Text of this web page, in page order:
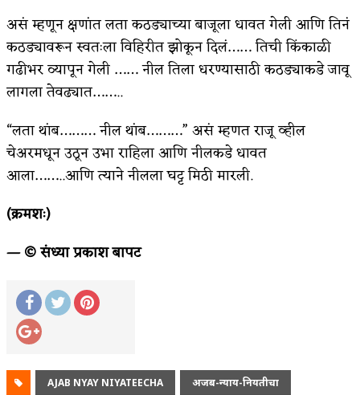
असं म्हणून क्षणांत लता कठड्याच्या बाजूला धावत गेली आणि तिनं
कठड्यावरून स्वतःला विहिरीत झोकून दिलं…… तिची किंकाळी
गढीभर व्यापून गेली …… नील तिला धरण्यासाठी कठड्याकडे जावू
लागला तेवढ्यात……..
“लता थांब……… नील थांब………” असं म्हणत राजू व्हील
चेअरमधून उठून उभा राहिला आणि नीलकडे धावत
आला……..आणि त्याने नीलला घट्ट मिठी मारली.
(क्रमशः)
— © संध्या प्रकाश बापट
AJAB NYAY NIYATEECHA अजब-न्याय-नियतीचा